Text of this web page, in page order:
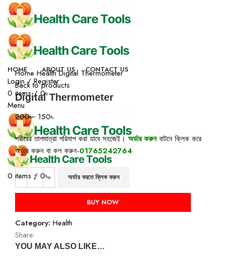
HOME ABOUT US CONTACT US
Login / Register
0 items / 0৳
Menu
0 items / 0৳
-25%
Click to enlarge
Home HealthDigital Thermometer
Back to products
Digital Thermometer
200৳ 150৳
শরীরের তাপমাত্রা পরিমাপ করা যাবে সহজেই।অর্ডার করুনবাটনে ক্লিক করে
অর্ডার করুন বা কল করুন-01765242764
অর্ডার করতে ক্লিক করুন
BUY NOW
Category: Health
Share:
YOU MAY ALSO LIKE…